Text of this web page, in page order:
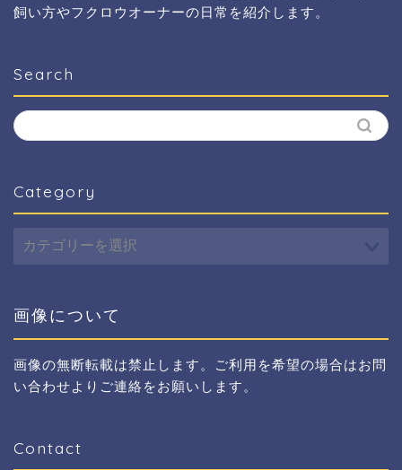
飼い方やフクロウオーナーの日常を紹介します。
Search
Category
Category
画像について
画像の無断転載は禁止します。ご利用を希望の場合はお問
い合わせよりご連絡をお願いします。
Contact